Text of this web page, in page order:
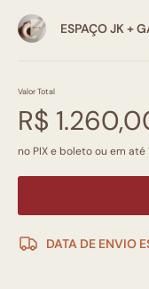
ESPAÇO JK +
Valor Total
R$
no PIX e boleto ou em até
DATA DE ENVIO